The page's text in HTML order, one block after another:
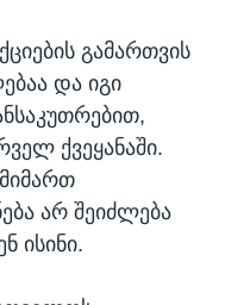
გამართვის
და იგი
ქვეყანაში.
არ შეიძლება
ისინი.